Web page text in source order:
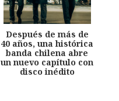
Después de más de
40 años, una histórica
banda chilena abre
un nuevo capítulo con
disco inédito